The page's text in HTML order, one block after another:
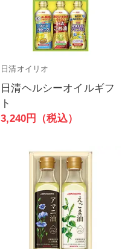
日清オイリオ
日清ヘルシーオイルギフ
ト
3,240円（税込）